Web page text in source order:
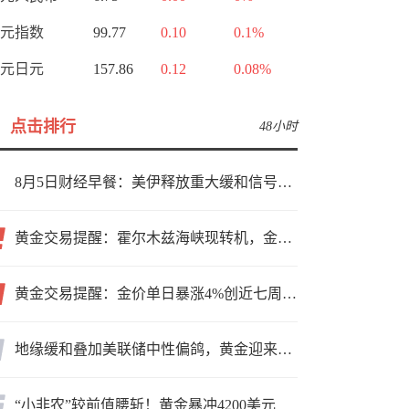
指数 99.77 0.10 0.1%
日元 157.86 0.12 0.08%
点击排行 48小时
8月5日财经早餐：美伊释放重大缓和信号，现货黄金高位持稳，美油重挫超6%
黄金交易提醒：霍尔木兹海峡现转机，金价小幅反弹，能否借就业数据再上新台阶？
黄金交易提醒：金价单日暴涨4%创近七周新高，加息预期降温叠加霍尔木兹“暂停信号”，牛市重启了？
地缘缓和叠加美联储中性偏鸽，黄金迎来上行窗口
“小非农”较前值腰斩！黄金暴冲4200美元